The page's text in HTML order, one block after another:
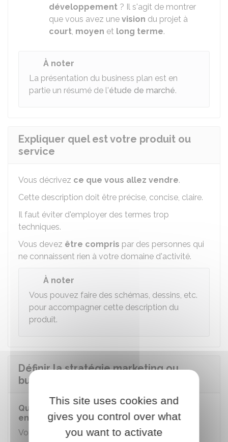
développement ? Il s'agit de montrer
que vous avez une vision du projet à
court, moyen et long terme.
À noter
La présentation du business plan est en
partie un résumé de l'étude de marché.
Expliquer quel est votre produit ou
service
Vous décrivez ce que vous allez vendre.
Cette description doit être précise, concise, claire.
Il faut éviter d'employer des termes trop
techniques.
Vous devez être compris par des personnes qui
ne connaissent rien à votre domaine d'activité.
À noter
Vous pouvez faire des schémas, dessins, etc.
pour accompagner cette description du
produit.
Définir la stratégie marketing ou
business model
Qu'est-ce que le business model d'une
entreprise ?
Vous devez présentercomment vous allez
This site uses cookies and
gives you control over what
you want to activate